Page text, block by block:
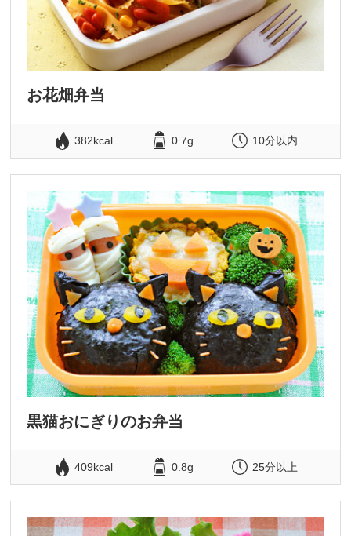
お花畑弁当
382kcal 0.7g 10分以内
黒猫おにぎりのお弁当
409kcal 0.8g 25分以上